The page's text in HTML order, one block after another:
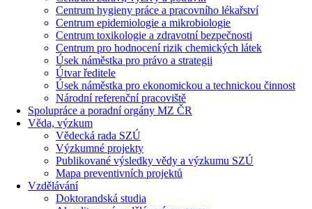
Centrum hygieny práce a pracovního lékařství
Centrum epidemiologie a mikrobiologie
Centrum toxikologie a zdravotní bezpečnosti
Centrum pro hodnocení rizik chemických látek
Úsek náměstka pro právo a strategii
Útvar ředitele
Úsek náměstka pro ekonomickou a technickou činnost
Národní referenční pracoviště
Spolupráce a poradní orgány MZ ČR
Věda, výzkum
Vědecká rada SZÚ
Výzkumné projekty
Publikované výsledky vědy a výzkumu SZÚ
Mapa preventivních projektů
Vzdělávání
Doktorandská studia